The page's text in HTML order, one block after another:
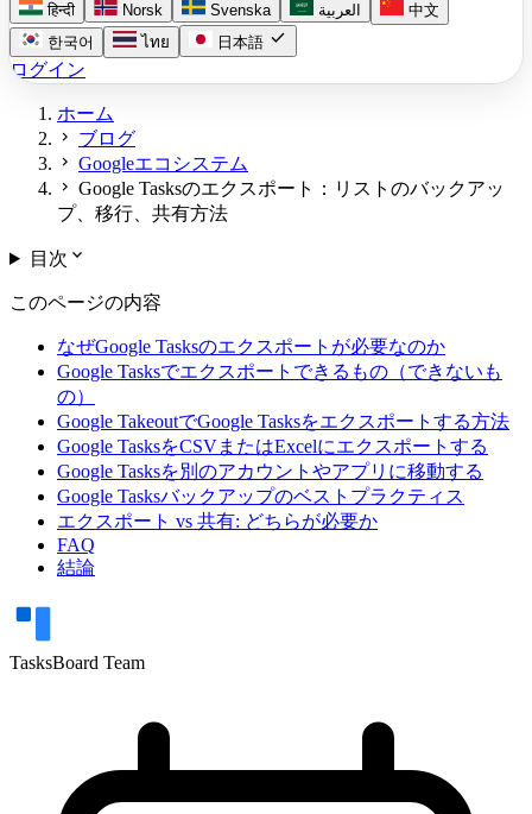
हिन्दी
Norsk Svenska العربية
中文
한국어
ไทย 日本語 check
ログイン
ホーム
chevron_right ブログ
chevron_right Googleエコシステム
chevron_right Google Tasksのエクスポート：リストのバックアッ
プ、移行、共有方法
目次 expand_more
このページの内容
なぜGoogle Tasksのエクスポートが必要なのか
Google Tasksでエクスポートできるもの（できないも
の）
Google TakeoutでGoogle Tasksをエクスポートする方法
Google TasksをCSVまたはExcelにエクスポートする
Google Tasksを別のアカウントやアプリに移動する
Google Tasksバックアップのベストプラクティス
エクスポート vs 共有: どちらが必要か
FAQ
結論
TasksBoard Team